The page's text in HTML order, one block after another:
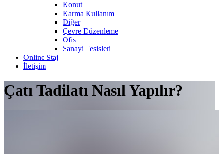
Konut
Karma Kullanım
Diğer
Çevre Düzenleme
Ofis
Sanayi Tesisleri
Online Staj
İletişim
Çatı Tadilatı Nasıl Yapılır?